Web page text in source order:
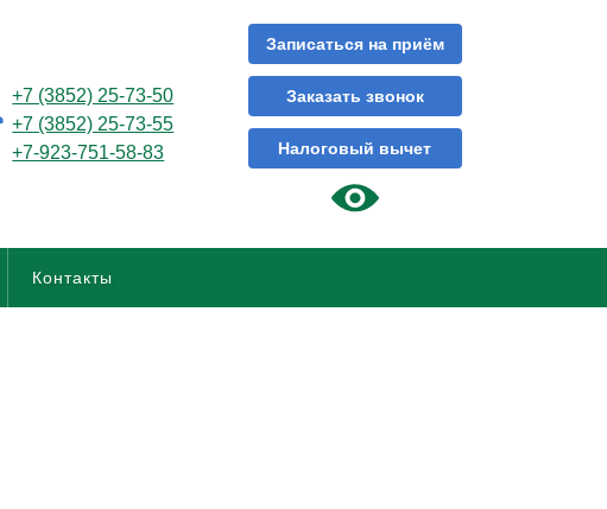
+7 (3852) 25-73-50
+7 (3852) 25-73-55
+7-923-751-58-83
Записаться на приём
Заказать звонок
Налоговый вычет
Контакты